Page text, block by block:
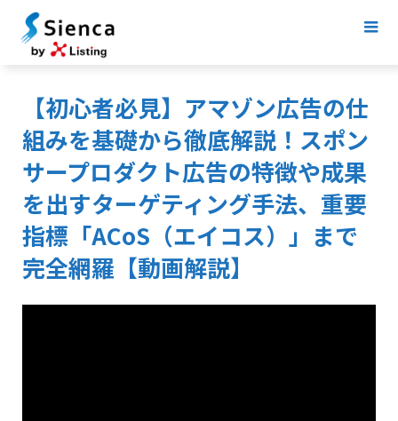
【初心者必見】アマゾン広告の仕
組みを基礎から徹底解説！スポン
サープロダクト広告の特徴や成果
を出すターゲティング手法、重要
指標「ACoS（エイコス）」まで
完全網羅【動画解説】